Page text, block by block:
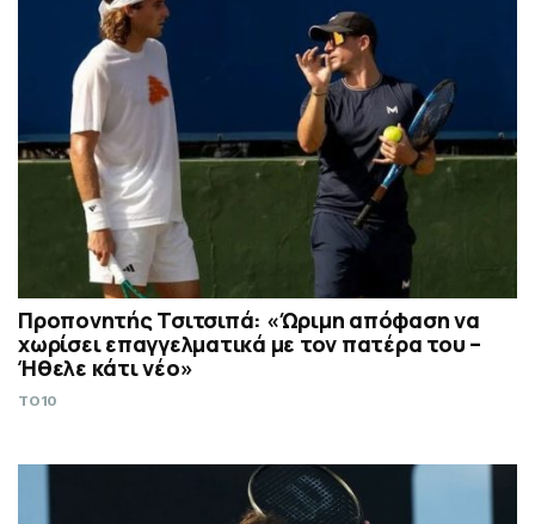
Προπονητής Τσιτσιπά: «Ώριμη απόφαση να
χωρίσει επαγγελματικά με τον πατέρα του –
Ήθελε κάτι νέο»
TO10